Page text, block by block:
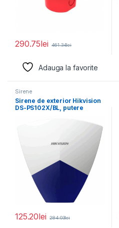
290.75lei 461.34lei
Adauga la favorite
Sirene
Sirene de exterior Hikvision
DS-PS102X/BL, putere
125.20lei 284.03lei